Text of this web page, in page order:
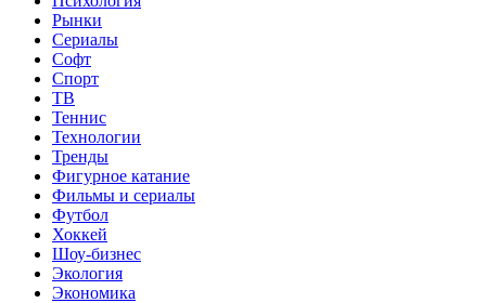
Рынки
Сериалы
Софт
Спорт
ТВ
Теннис
Технологии
Тренды
Фигурное катание
Фильмы и сериалы
Футбол
Хоккей
Шоу-бизнес
Экология
Экономика